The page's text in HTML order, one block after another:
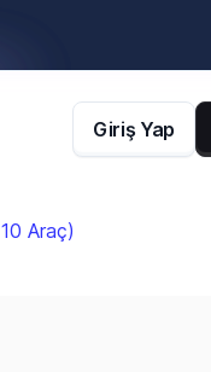
Giriş Yap
Araç)